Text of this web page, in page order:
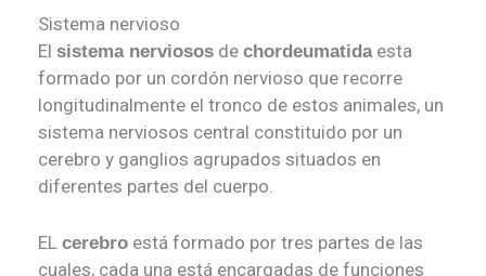
Sistema nervioso
El sistema nerviosos de chordeumatidaesta
formado por un cordón nervioso que recorre
longitudinalmente el tronco de estos animales, un
sistema nerviosos central constituido por un
cerebro y ganglios agrupados situados en
diferentes partes del cuerpo.
EL cerebro está formado por tres partes de las
cuales, cada una está encargadas de funciones